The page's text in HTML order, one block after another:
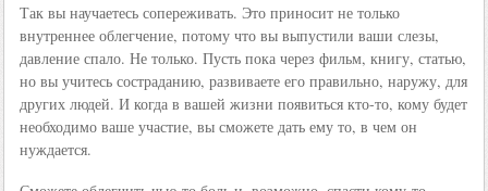
Так вы научаетесь сопереживать. Это приносит не только
внутреннее облегчение, потому что вы выпустили ваши слезы,
давление спало. Не только. Пусть пока через фильм, книгу, статью,
но вы учитесь состраданию, развиваете его правильно, наружу, для
других людей. И когда в вашей жизни появиться кто-то, кому будет
необходимо ваше участие, вы сможете дать ему то, в чем он
нуждается.